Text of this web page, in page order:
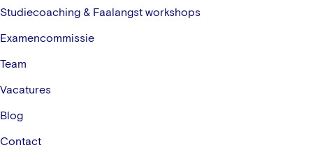
Studiecoaching & Faalangst workshops
Examencommissie
Team
Vacatures
Blog
Contact